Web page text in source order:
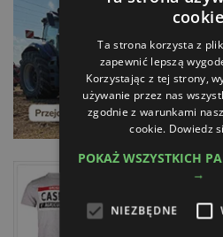
cookie
Ta strona korzysta z
zapewnić lepszą
Korzystając z tej strony,
używanie przez nas
zgodnie z warunkami
cookie. Dowiedz
POKAŻ WSZYSTKICH
→
NIEZBĘDNE